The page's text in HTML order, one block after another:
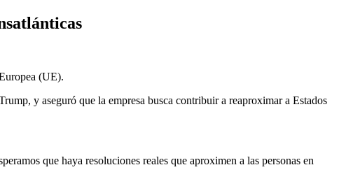
(UE).
y aseguró que la empresa busca contribuir a reaproximar a Estados
que haya resoluciones reales que aproximen a las personas en